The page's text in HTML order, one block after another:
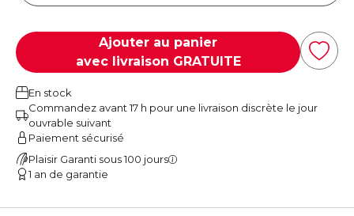
Ajouter au panier
avec livraison GRATUITE
En stock
Commandez avant 17 h pour une livraison discrète le jour
ouvrable suivant
Paiement sécurisé
Plaisir Garanti sous 100 jours
1 an de garantie